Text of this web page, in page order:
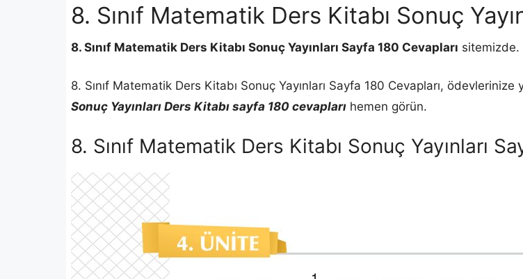
8. Sınıf Matematik Ders Kitabı Sonuç
8. Sınıf Matematik Ders Kitabı Sonuç Yayınları Sayfa 180 Cevapları sitemizde.
8. Sınıf Matematik Ders Kitabı Sonuç Yayınları Sayfa 180 Cevapları, ödevlerinize
Sonuç Yayınları Ders Kitabı sayfa 180 cevapları hemen görün.
8. Sınıf Matematik Ders Kitabı Sonuç Yayınları